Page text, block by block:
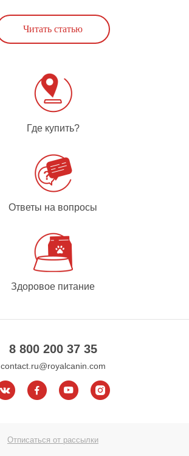
Читать статью
Где купить?
Ответы на вопросы
Здоровое питание
8 800 200 37 35
contact.ru@royalcanin.com
Отписаться от рассылки